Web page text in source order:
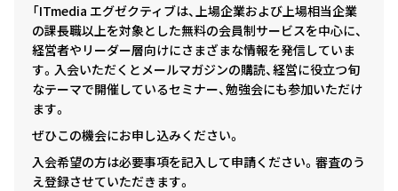
「ITmedia エグゼクティブは、上場企業および上場相当企業
の課長職以上を対象とした無料の会員制サービスを中心に、
経営者やリーダー層向けにさまざまな情報を発信していま
す。入会いただくとメールマガジンの購読、経営に役立つ旬
なテーマで開催しているセミナー、勉強会にも参加いただけ
ます。
ぜひこの機会にお申し込みください。
入会希望の方は必要事項を記入して申請ください。審査のう
え登録させていただきます。